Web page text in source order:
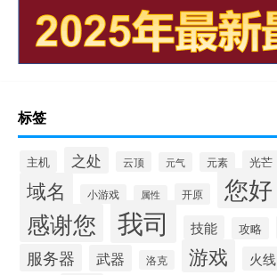
标签
主机 之处 云顶 元气 元素 光芒
域名 小游戏 属性 开原 您好
感谢您 我司 技能 攻略
服务器 武器 洛克 游戏 火线